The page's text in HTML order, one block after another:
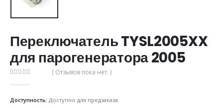
Переключатель TYSL2005XX
для парогенератора 2005
( Отзывов пока нет. )
Доступность: Доступно для предзаказа